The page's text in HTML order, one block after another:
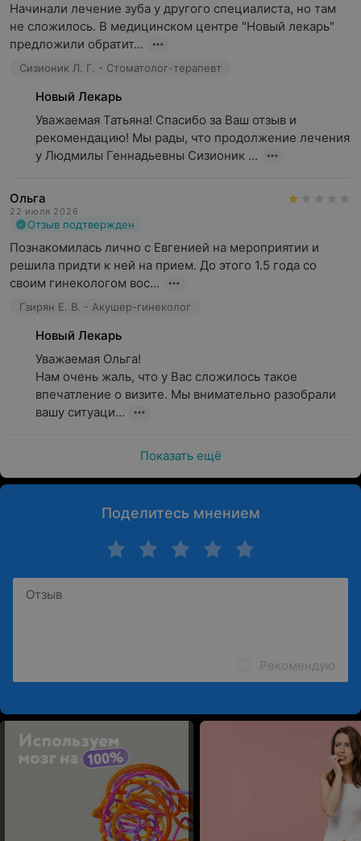
Начинали лечение зуба у другого специалиста, но там
не сложилось. В медицинском центре "Новый лекарь"
предложили обратит...
Сизионик Л. Г. - Стоматолог-терапевт
Новый Лекарь
Уважаемая Татьяна! Спасибо за Ваш отзыв и
рекомендацию! Мы рады, что продолжение лечения
у Людмилы Геннадьевны Сизионик ...
Ольга
22 июля 2026
Отзыв подтвержден
Познакомилась лично с Евгенией на мероприятии и
решила придти к ней на прием. До этого 1.5 года со
своим гинекологом вос...
Гзирян Е. В. - Акушер-гинеколог
Новый Лекарь
Уважаемая Ольга!
Нам очень жаль, что у Вас сложилось такое
впечатление о визите. Мы внимательно разобрали
вашу ситуаци...
Показать ещё
Поделитесь мнением
Рекомендую